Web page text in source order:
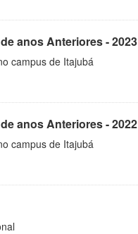
anos Anteriores - 2023
campus de Itajubá
anos Anteriores - 2022
campus de Itajubá